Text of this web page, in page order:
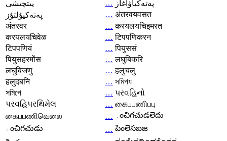
يىتچىشى
… پەتەكياۋاغاز
پەتەكيۇلتۇز
… अंतरवयवसत
अंतरवर
… करयलयचिइमरत
करयलयचिवेळ
… टिपपणिकरन
टिपपणियं
… पियुससं
पियुसहरमोंस
… लघुबिकरि
लघुबिजणु
… हलुचलु
हलुदबनि
… সমিপয
সমিপে
… પરવહિનો
પરવહિપરથિમેલ
… கைபபணிபபு
கைபபணிவெலை
… ంచిగచుడలెదు
ంచిగచుడు
… పింలెసబజ